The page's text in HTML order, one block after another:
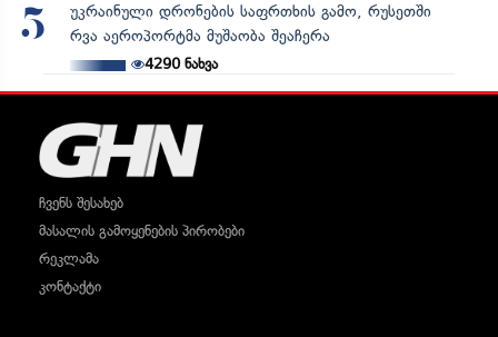
5
უკრაინული დრონების საფრთხის გამო, რუსეთში
რვა აეროპორტმა მუშაობა შეაჩერა
4290ნახვა
ჩვენს შესახებ
მასალის გამოყენების პირობები
რეკლამა
კონტაქტი